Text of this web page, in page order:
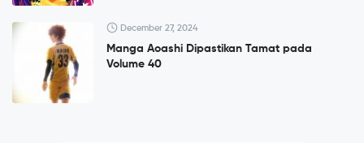
December 27, 2024
Manga Aoashi Dipastikan Tamat pada
Volume 40